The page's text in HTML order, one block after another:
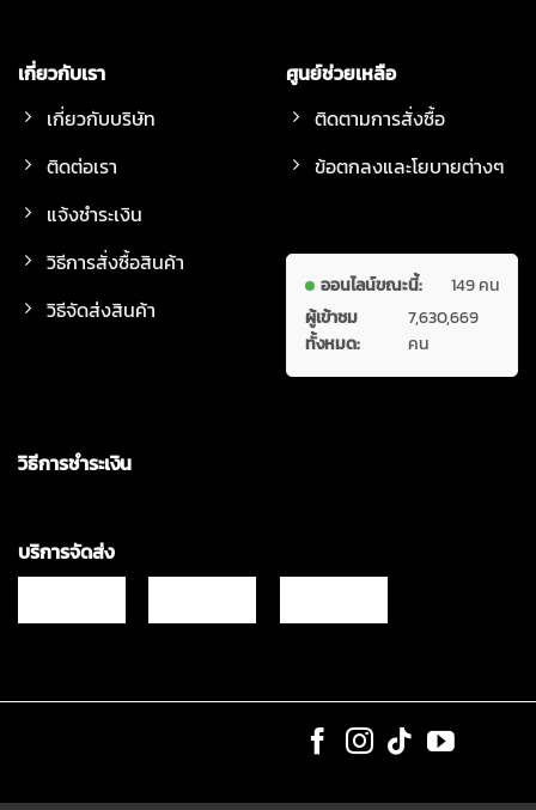
เกี่ยวกับเรา
เกี่ยวกับบริษัท
ติดต่อเรา
แจ้งชำระเงิน
วิธีการสั่งซื้อสินค้า
วิธีจัดส่งสินค้า
ศูนย์ช่วยเหลือ
ติดตามการสั่งซื้อ
ข้อตกลงและโยบายต่างๆ
ออนไลน์ขณะนี้:
149 คน
ผู้เข้าชม
ทั้งหมด:
7,630,669
คน
วิธีการชำระเงิน
บริการจัดส่ง